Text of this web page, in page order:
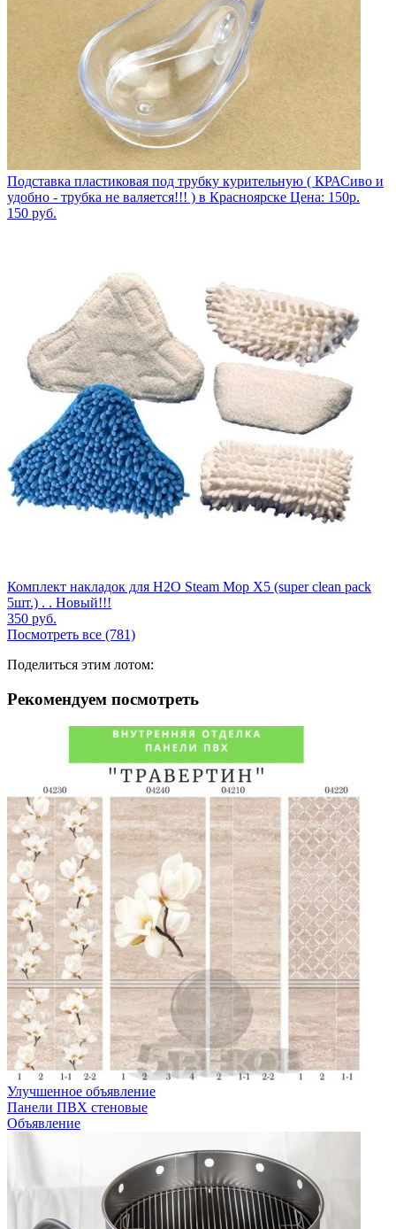
Подставка пластиковая под трубку курительную ( КРАСиво и
удобно - трубка не валяется!!! ) в Красноярске Цена: 150р.
150 руб.
Комплект накладок для H2O Steam Mop X5 (super clean pack
5шт.) . . Новый!!!
350 руб.
Посмотреть все (781)
Поделиться этим лотом:
Рекомендуем посмотреть
Улучшенное объявление
Панели ПВХ стеновые
Объявление